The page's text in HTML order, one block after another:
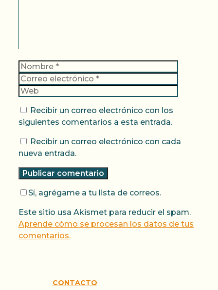
Nombre
Recibir un correo electrónico con los
siguientes comentarios a esta entrada.
Recibir un correo electrónico con cada
nueva entrada.
Sí, agrégame a tu lista de correos.
Este sitio usa Akismet para reducir el spam.
Aprende cómo se procesan los datos de tus
comentarios.
CONTACTO